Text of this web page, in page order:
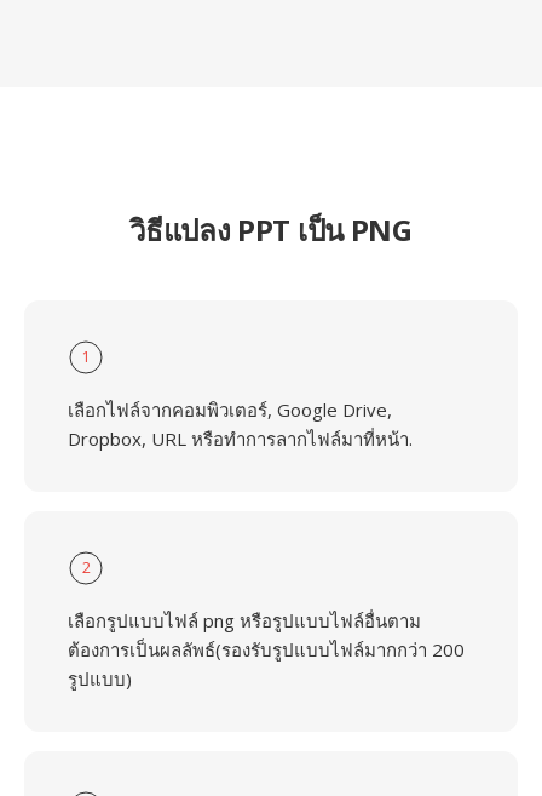
วิธีแปลง PPT เป็น PNG
1
เลือกไฟล์จากคอมพิวเตอร์, Google Drive,
Dropbox, URL หรือทำการลากไฟล์มาที่หน้า.
2
เลือกรูปแบบไฟล์ png หรือรูปแบบไฟล์อื่นตาม
ต้องการเป็นผลลัพธ์(รองรับรูปแบบไฟล์มากกว่า 200
รูปแบบ)